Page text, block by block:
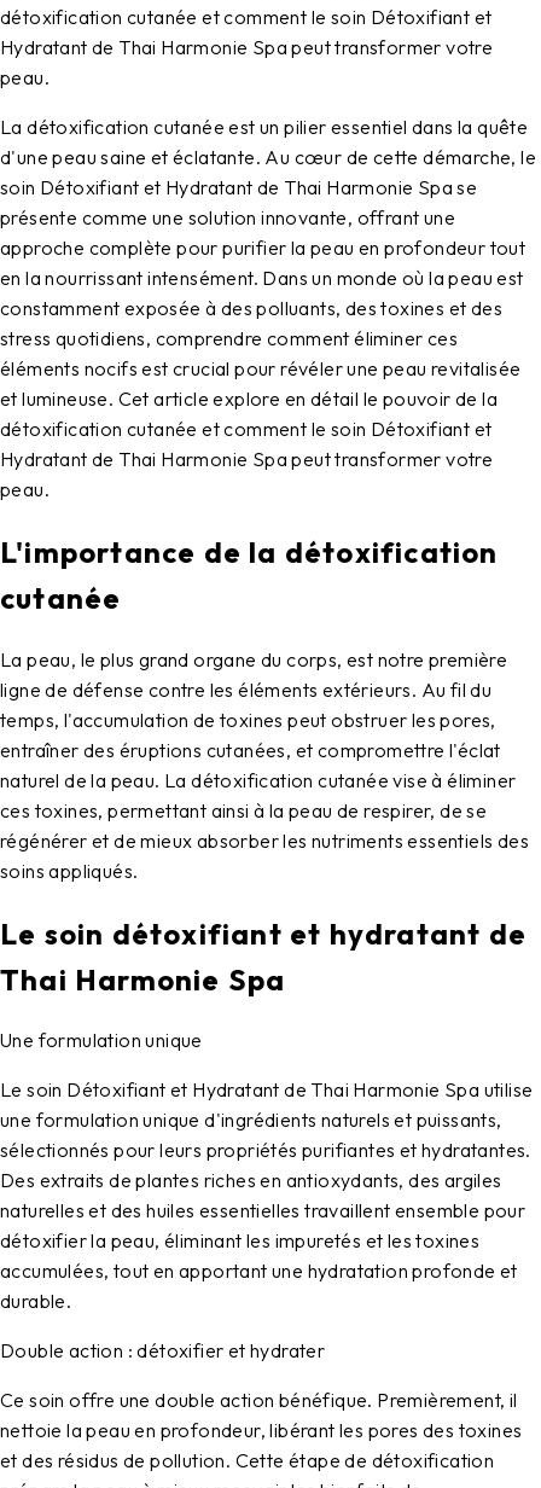
détoxification cutanée et comment le soin Détoxifiant et
Hydratant de Thai Harmonie Spa peut transformer votre
peau.
La détoxification cutanée est un pilier essentiel dans la quête
d'une peau saine et éclatante. Au cœur de cette démarche, le
soin Détoxifiant et Hydratant de Thai Harmonie Spa se
présente comme une solution innovante, offrant une
approche complète pour purifier la peau en profondeur tout
en la nourrissant intensément. Dans un monde où la peau est
constamment exposée à des polluants, des toxines et des
stress quotidiens, comprendre comment éliminer ces
éléments nocifs est crucial pour révéler une peau revitalisée
et lumineuse. Cet article explore en détail le pouvoir de la
détoxification cutanée et comment le soin Détoxifiant et
Hydratant de Thai Harmonie Spa peut transformer votre
peau.
L'importance de la détoxification
cutanée
La peau, le plus grand organe du corps, est notre première
ligne de défense contre les éléments extérieurs. Au fil du
temps, l'accumulation de toxines peut obstruer les pores,
entraîner des éruptions cutanées, et compromettre l'éclat
naturel de la peau. La détoxification cutanée vise à éliminer
ces toxines, permettant ainsi à la peau de respirer, de se
régénérer et de mieux absorber les nutriments essentiels des
soins appliqués.
Le soin détoxifiant et hydratant de
Thai Harmonie Spa
Une formulation unique
Le soin Détoxifiant et Hydratant de Thai Harmonie Spa utilise
une formulation unique d'ingrédients naturels et puissants,
sélectionnés pour leurs propriétés purifiantes et hydratantes.
Des extraits de plantes riches en antioxydants, des argiles
naturelles et des huiles essentielles travaillent ensemble pour
détoxifier la peau, éliminant les impuretés et les toxines
accumulées, tout en apportant une hydratation profonde et
durable.
Double action : détoxifier et hydrater
Ce soin offre une double action bénéfique. Premièrement, il
nettoie la peau en profondeur, libérant les pores des toxines
et des résidus de pollution. Cette étape de détoxification